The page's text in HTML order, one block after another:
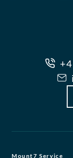
Mount7 Service